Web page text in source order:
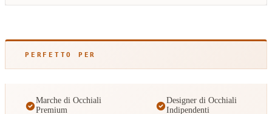
PERFETTO PER
Marche di Occhiali
Premium
Designer di Occhiali
Indipendenti